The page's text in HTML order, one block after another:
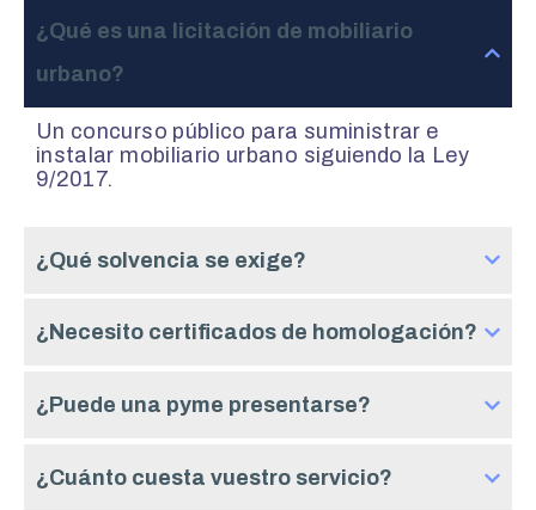
¿Qué es una licitación de mobiliario
urbano?
Un concurso público para suministrar e
instalar mobiliario urbano siguiendo la Ley
9/2017.
¿Qué solvencia se exige?
¿Necesito certificados de homologación?
¿Puede una pyme presentarse?
¿Cuánto cuesta vuestro servicio?